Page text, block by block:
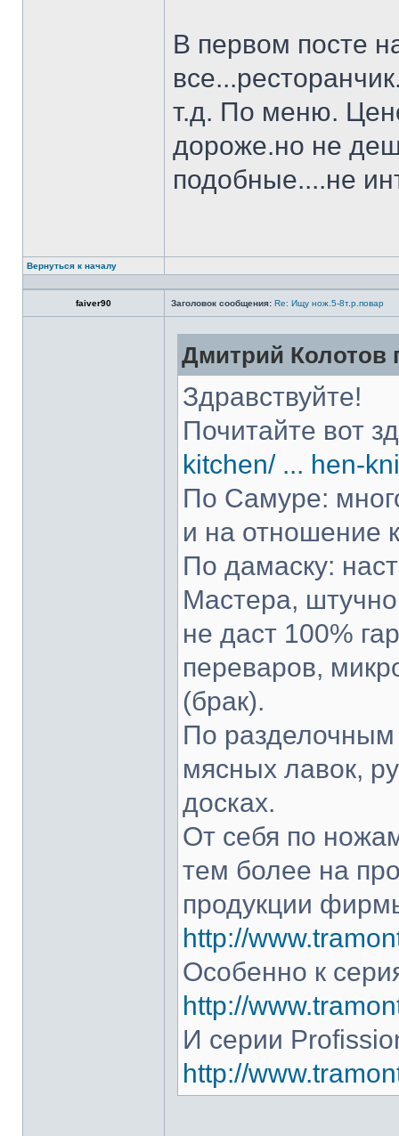
В первом посте
т.д. По меню.
дороже.но не
подобные....не
Вернуться к началу
faiver90 Заголовок сообщения: Re: Ищу нож.5-8т.р.повар
Дмитрий Колотов
Здравствуйте!
Почитайте вот
kitchen/ ... hen-
По Самуре:
и на отношение
По дамаску:
Мастера,
не даст 100%
переваров,
(брак).
По разделочным
мясных лавок,
досках.
От себя по
тем более на
продукции
http://
Особенно к
http://
И серии
http://